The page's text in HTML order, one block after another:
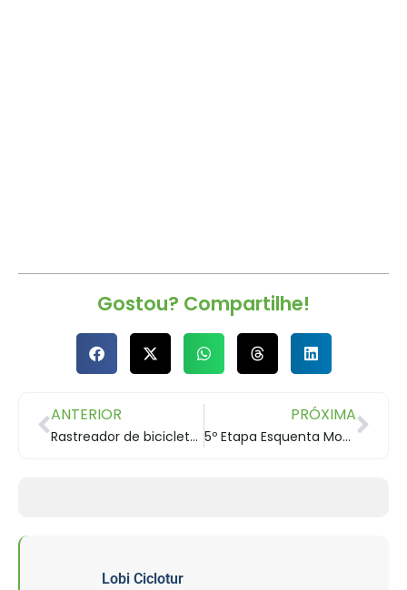
Gostou? Compartilhe!
ANTERIOR
Rastreador de bicicleta pelo celular – GPS
PRÓXIMA
5º Etapa Esquenta Mountain Bike 2016
Lobi Ciclotur